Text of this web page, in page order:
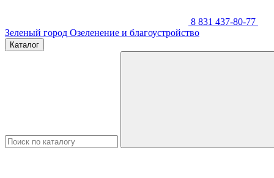
8 831 437-80-77
Зеленый город Озеленение и благоустройство
Каталог